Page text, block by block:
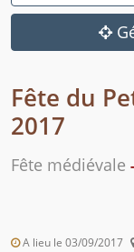
Fête du
2017
Fête médiévale
A lieu le 03/09/2017